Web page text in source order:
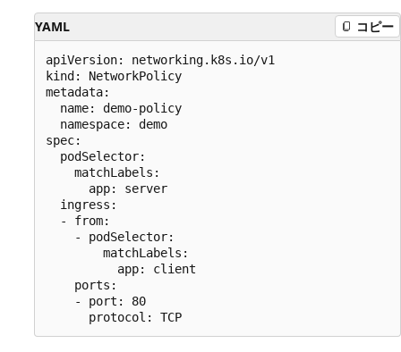
YAML コピー
apiVersion: networking.k8s.io/v1
kind: NetworkPolicy
metadata:
  name: demo-policy
  namespace: demo
spec:
  podSelector:
    matchLabels:
      app: server
  ingress:
  - from:
    - podSelector:
        matchLabels:
          app: client
    ports:
    - port: 80